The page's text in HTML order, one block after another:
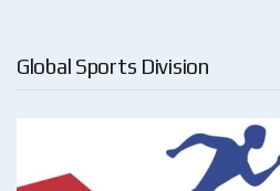
Global Sports Division